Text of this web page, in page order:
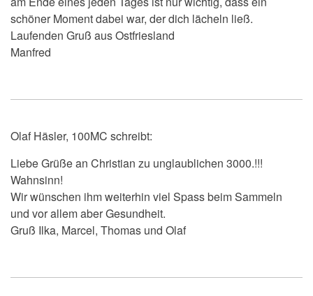
schöner Moment dabei war, der dich lächeln ließ.
Laufenden Gruß aus Ostfriesland
Manfred
Olaf Häsler, 100MC schreibt:
Liebe Grüße an Christian zu unglaublichen 3000.!!!
Wahnsinn!
Wir wünschen ihm weiterhin viel Spass beim Sammeln
und vor allem aber Gesundheit.
Gruß Ilka, Marcel, Thomas und Olaf